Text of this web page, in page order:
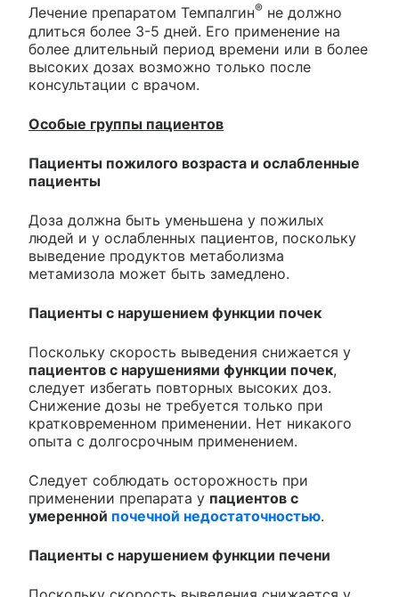
Лечение препаратом Темпалгин® не должно
длиться более 3-5 дней. Его применение на
более длительный период времени или в более
высоких дозах возможно только после
консультации с врачом.
Особые группы пациентов
Пациенты пожилого возраста и ослабленные
пациенты
Доза должна быть уменьшена у пожилых
людей и у ослабленных пациентов, поскольку
выведение продуктов метаболизма
метамизола может быть замедлено.
Пациенты с нарушениeм функции почек
Поскольку скорость выведения снижается у
пациентов с нарушениями функции почек,
следует избегать повторных высоких доз.
Снижение дозы не требуется только при
кратковременном применении. Нет никакого
опыта с долгосрочным применением.
Следует соблюдать осторожность при
применении препарата у пациентов с
умеренной почечной недостаточностью.
Пациенты с нарушением функции печени